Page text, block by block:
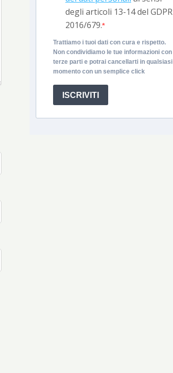
degli articoli 13-14 del GDPR
2016/679.
Trattiamo i tuoi dati con cura e rispetto.
Non condividiamo le tue informazioni con
terze parti e potrai cancellarti in qualsiasi
momento con un semplice click
ISCRIVITI